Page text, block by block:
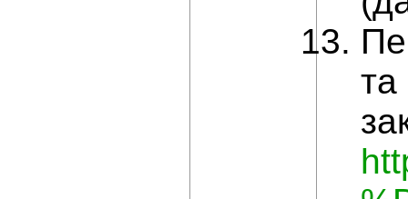
та